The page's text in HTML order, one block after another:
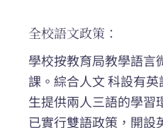
全校語文政策：
學校按教育局教學語言
課。綜合人文 科設有
生提供兩人三語的學習
已實行雙語政策，開設